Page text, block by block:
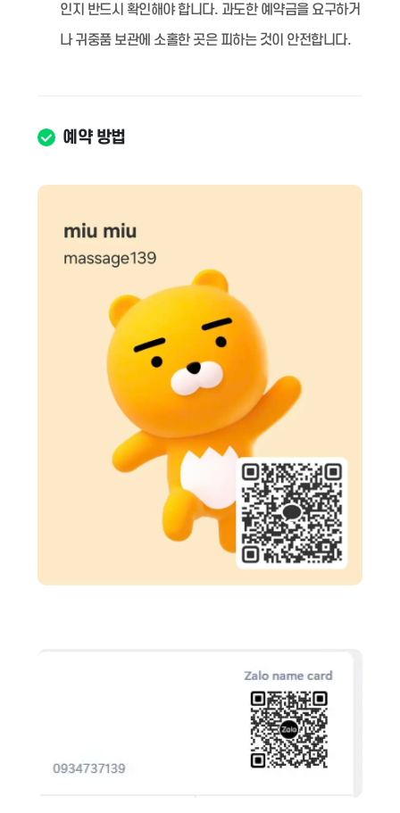
인지 반드시 확인해야 합니다. 과도한 예약금을 요구하거
나 귀중품 보관에 소홀한 곳은 피하는 것이 안전합니다.
예약 방법